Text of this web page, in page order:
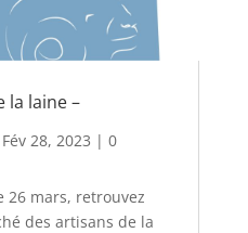
la laine –
Fév 28, 2023 | 0
26 mars, retrouvez
des artisans de la